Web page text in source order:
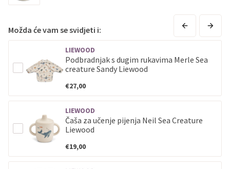
Možda će vam se svidjeti i:
LIEWOOD
Podbradnjak s dugim rukavima Merle Sea
creature Sandy Liewood
€27,00
LIEWOOD
Čaša za učenje pijenja Neil Sea Creature
Liewood
€19,00